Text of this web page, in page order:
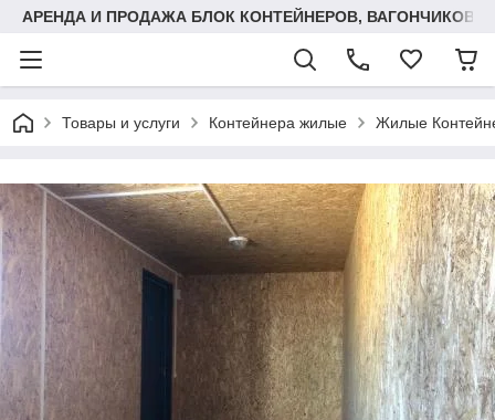
АРЕНДА И ПРОДАЖА БЛОК КОНТЕЙНЕРОВ, ВАГОНЧИКОВ,
Товары и услуги Контейнера жилые Жилые